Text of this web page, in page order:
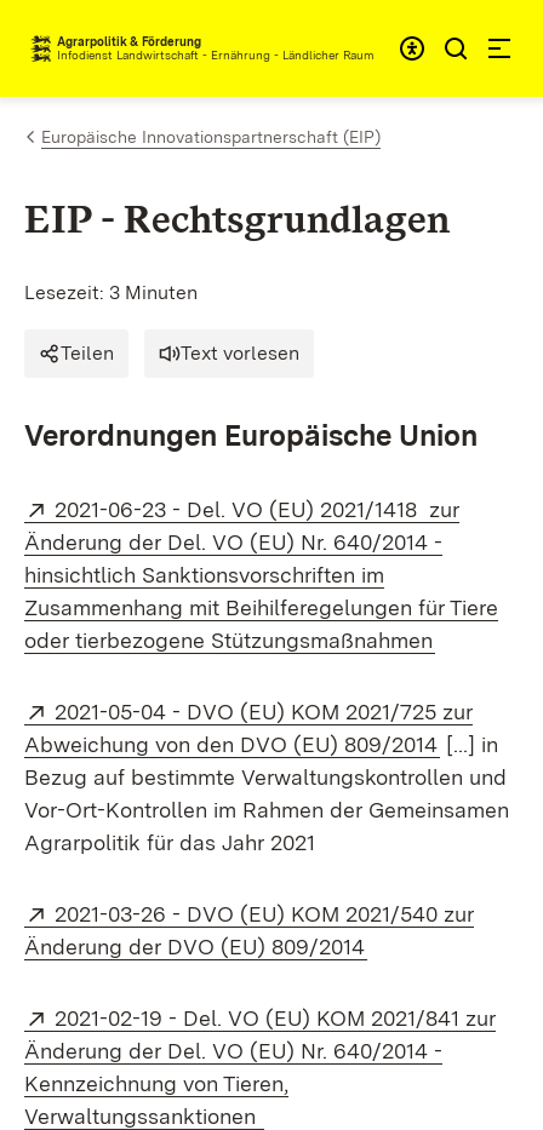
Zum Inhalt springen
Agrarpolitik & Förderung
Infodienst Landwirtschaft - Ernährung - Ländlicher Raum
Europäische Innovationspartnerschaft (EIP)
EIP - Rechtsgrundlagen
Lesezeit: 3 Minuten
Teilen Text vorlesen
Verordnungen Europäische Union
Extern:
2021-06-23 - Del. VO (EU) 2021/1418 zur
Änderung der Del. VO (EU) Nr. 640/2014 -
hinsichtlich Sanktionsvorschriften im
Zusammenhang mit Beihilferegelungen für Tiere
oder tierbezogene Stützungsmaßnahmen
Extern:
2021-05-04 - DVO (EU) KOM 2021/725 zur
Abweichung von den DVO (EU) 809/2014 (Öffnet in
[...] in
Bezug auf bestimmte Verwaltungskontrollen und
Vor-Ort-Kontrollen im Rahmen der Gemeinsamen
Agrarpolitik für das Jahr 2021
Extern:
2021-03-26 - DVO (EU) KOM 2021/540 zur
Änderung der DVO (EU) 809/2014
Extern:
2021-02-19 - Del. VO (EU) KOM 2021/841 zur
Änderung der Del. VO (EU) Nr. 640/2014 -
Kennzeichnung von Tieren,
Verwaltungssanktionen